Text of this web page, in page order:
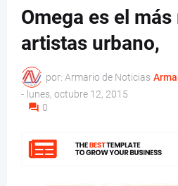
Omega es el
artistas urbano,
por: Armario de Noticias
- lunes, octubre 12, 2015
0